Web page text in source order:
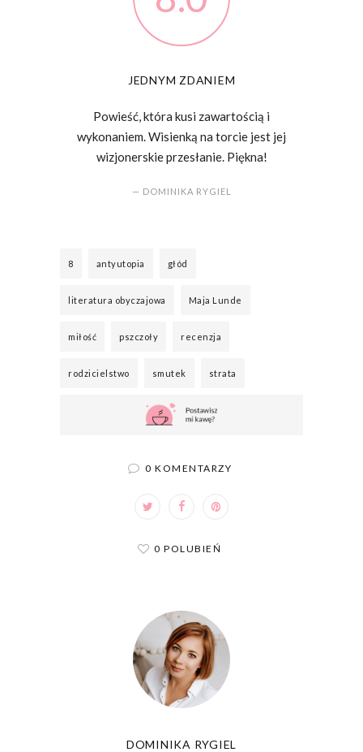
JEDNYM ZDANIEM
Powieść, która kusi zawartością i
wykonaniem. Wisienką na torcie jest jej
wizjonerskie przesłanie. Piękna!
— DOMINIKA RYGIEL
8 antyutopia głód
literatura obyczajowa Maja Lunde
miłość pszczoły recenzja
rodzicielstwo smutek strata
0 KOMENTARZY
0 POLUBIEŃ
DOMINIKA RYGIEL